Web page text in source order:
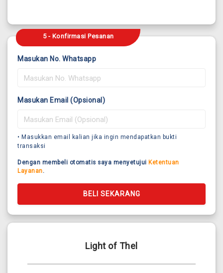
5 - Konfirmasi Pesanan
Masukan No. Whatsapp
Masukan Email (Opsional)
• Masukkan email kalian jika ingin mendapatkan bukti
transaksi
Dengan membeli otomatis saya menyetujui Ketentuan
Layanan.
BELI SEKARANG
Light of Thel